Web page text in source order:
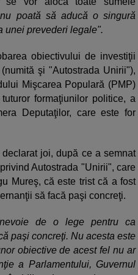
poată să aducă o singură
unei prevederi legale".
obiectivului de investiţii
şi "Autostrada Unirii"),
Mişcarea Populară (PMP)
formaţiunilor politice, a
Deputaţilor, care este for
joi, după ce a semnat
Autostrada "Unirii", care
Mureş, că este trist că a fost
să facă paşi concreţi.
de o lege pentru ca
paşi concreţi. Nu acesta este
obiective de acest fel nu ar
a Parlamentului, Guvernul